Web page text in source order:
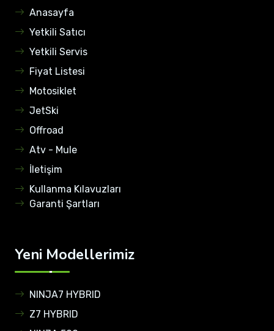
Anasayfa
Yetkili Satıcı
Yetkili Servis
Fiyat Listesi
Motosiklet
JetSki
Offroad
Atv - Mule
İletişim
Kullanma Kılavuzları
Garanti Şartları
Yeni Modellerimiz
NINJA7 HYBRID
Z7 HYBRID